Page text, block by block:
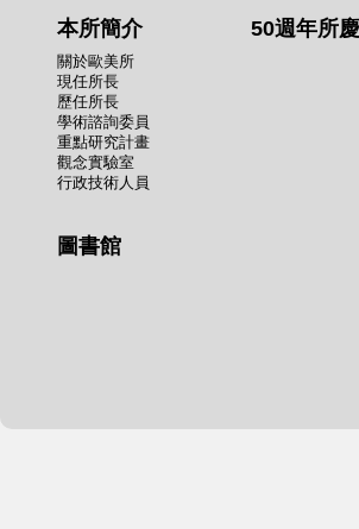
本所簡介
關於歐美所
現任所長
歷任所長
學術諮詢委員
重點研究計畫
觀念實驗室
行政技術人員
50週年所慶
圖書館